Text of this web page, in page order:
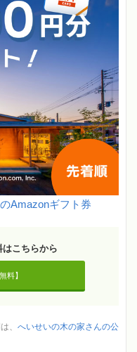
Amazonギフト券
こちらから
料】
、 へいせいの木の家さんの公